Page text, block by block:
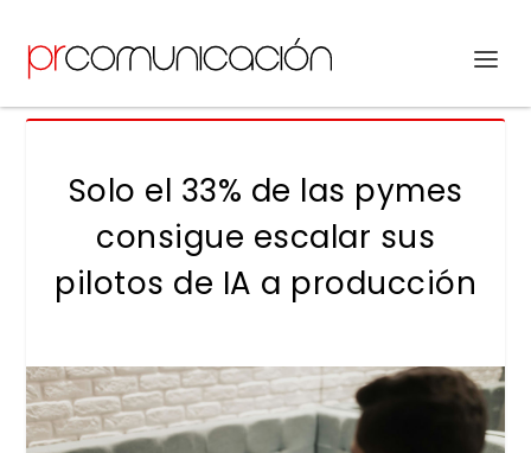
Solo el 33% de las pymes
consigue escalar sus
pilotos de IA a producción